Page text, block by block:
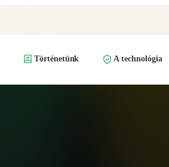
Történetünk A technológia